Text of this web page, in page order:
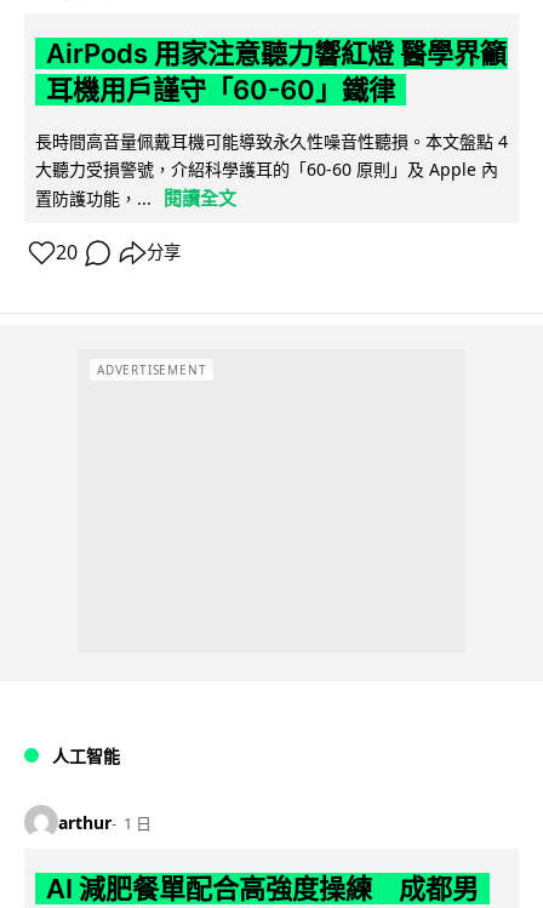
AirPods 用家注意聽力響紅燈 醫學界籲
耳機用戶謹守「60-60」鐵律
長時間高音量佩戴耳機可能導致永久性噪音性聽損。本文盤點 4
大聽力受損警號，介紹科學護耳的「60-60 原則」及 Apple 內
置防護功能，...
閱讀全文
20 分享
ADVERTISEMENT
人工智能
arthur 1 日
AI 減肥餐單配合高強度操練 成都男